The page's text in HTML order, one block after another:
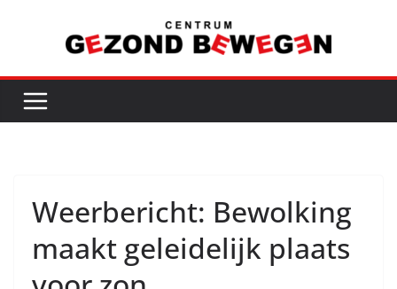
inhoud
Weerbericht: Bewolking
maakt geleidelijk plaats